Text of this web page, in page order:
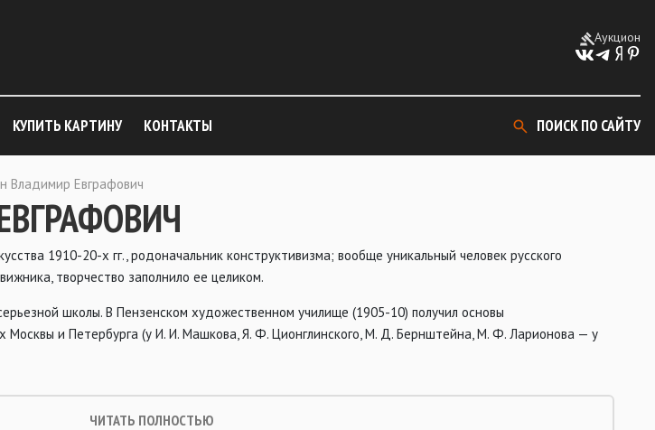
Аукцион
КУПИТЬ КАРТИНУ КОНТАКТЫ ПОИСК ПО САЙТУ
Владимир Евграфович
1910-20-х гг., родоначальник конструктивизма; вообще уникальный человек русского
творчество заполнило ее целиком.
школы. В Пензенском художественном училище (1905-10) получил основы
Москвы и Петербурга (у И. И. Машкова, Я. Ф. Ционглинского, М. Д. Бернштейна, М. Ф. Ларионова — у
ЧИТАТЬ ПОЛНОСТЬЮ